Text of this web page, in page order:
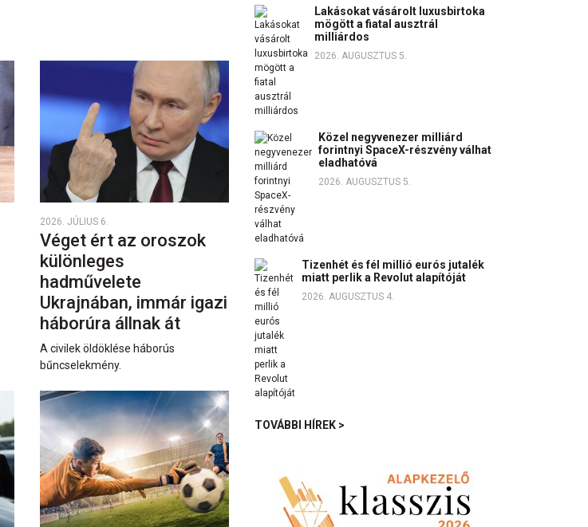
2026. JÚLIUS 6.
Véget ért az oroszok
különleges
hadművelete
Ukrajnában, immár igazi
háborúra állnak át
A civilek öldöklése háborús
bűncselekmény.
Lakásokat vásárolt luxusbirtoka
mögött a fiatal ausztrál
milliárdos
2026. AUGUSZTUS 5.
Közel negyvenezer milliárd
forintnyi SpaceX-részvény válhat
eladhatóvá
2026. AUGUSZTUS 5.
Tizenhét és fél millió eurós jutalék
miatt perlik a Revolut alapítóját
2026. AUGUSZTUS 4.
TOVÁBBI HÍREK >